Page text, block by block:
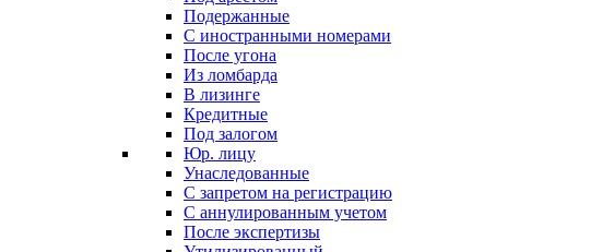
Подержанные
С иностранными номерами
После угона
Из ломбарда
В лизинге
Кредитные
Под залогом
Юр. лицу
Унаследованные
С запретом на регистрацию
С аннулированным учетом
После экспертизы